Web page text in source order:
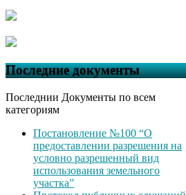
Последние документы
Последнии Документы по всем
категориям
Постановление №100 “О
предоставлении разрешения на
условно разрешенный вид
использования земельного
участка”